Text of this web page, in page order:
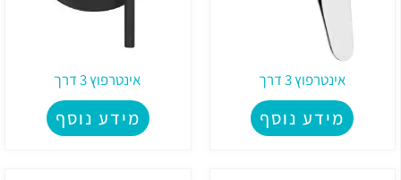
אינטרפוץ 3 דרך
מידע נוסף
אינטרפוץ 3 דרך
מידע נוסף